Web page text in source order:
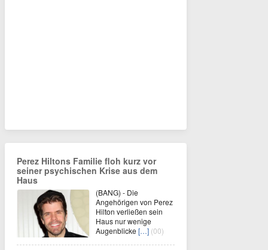
Perez Hiltons Familie floh kurz vor
seiner psychischen Krise aus dem
Haus
(BANG) - Die
Angehörigen von Perez
Hilton verließen sein
Haus nur wenige
Augenblicke […] (00)